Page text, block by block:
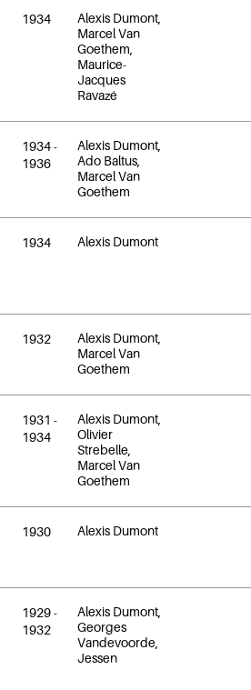
1934
Alexis Dumont,
Marcel Van
Goethem,
Maurice-
Jacques
Ravazé
1934-
1936
Alexis Dumont,
Ado Baltus,
Marcel Van
Goethem
1934 Alexis Dumont
1932
Alexis Dumont,
Marcel Van
Goethem
1931 -
1934
Alexis Dumont,
Olivier
Strebelle,
Marcel Van
Goethem
1930 Alexis Dumont
1929-
1932
Alexis Dumont,
Georges
Vandevoorde,
Jessen